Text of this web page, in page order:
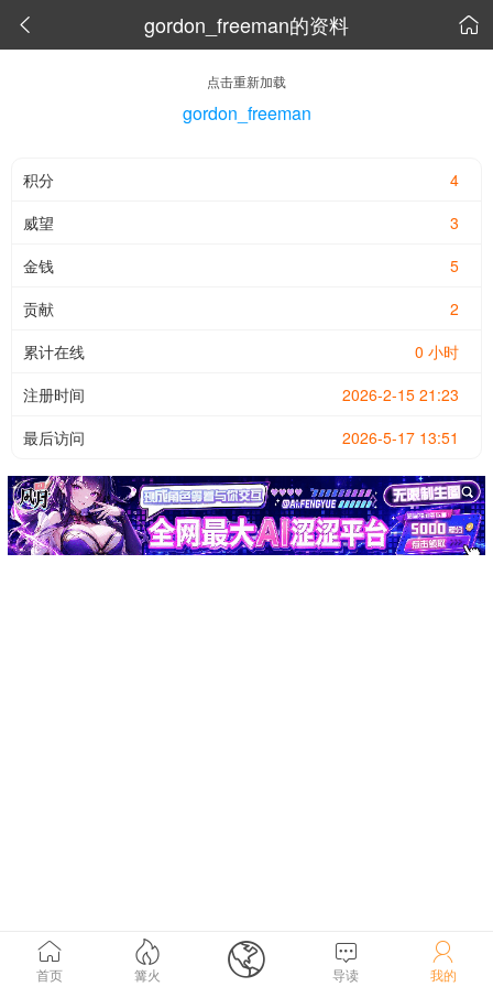
 gordon_freeman的资料 
点击重新加载
gordon_freeman
4
积分
3
威望
5
金钱
2
贡献
0 小时
累计在线
2026-2-15 21:23
注册时间
2026-5-17 13:51
最后访问

首页

篝火  
导读

我的